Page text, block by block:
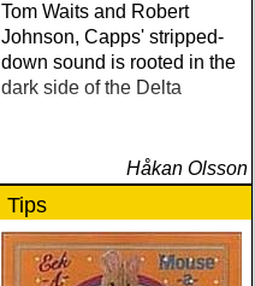
Tom Waits and Robert
Johnson, Capps' stripped-
down sound is rooted in the
dark side of the Delta
Håkan Olsson
Tips